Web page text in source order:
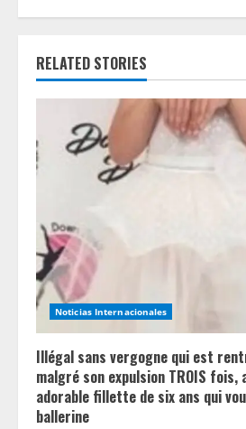
u
e
R
e
a
d
i
n
g
RELATED STORIES
Noticias Internacionales
Illégal sans vergogne qui est
malgré son expulsion TROIS
adorable fillette de six ans qui
ballerine